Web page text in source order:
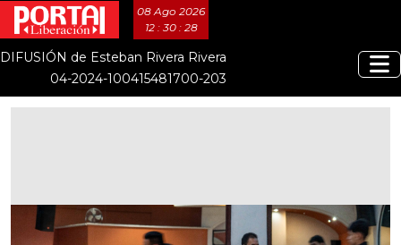
08 Ago 2026
12 : 30 : 28
DIFUSIÓN de Esteban Rivera Rivera
04-2024-100415481700-203